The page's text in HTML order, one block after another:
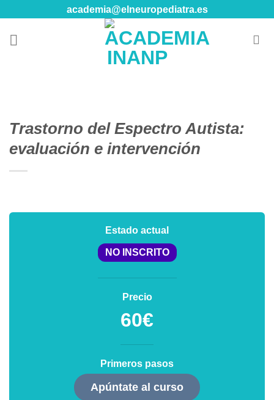
content
academia@elneuropediatra.es
Trastorno del Espectro Autista:
evaluación e intervención
Estado actual
NO INSCRITO
Precio
60€
Primeros pasos
Apúntate al curso